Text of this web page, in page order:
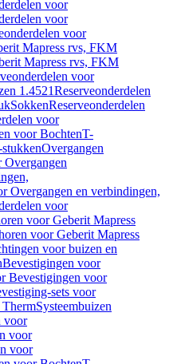
voor
voor
voor
Mapress rvs, FKM
Mapress rvs, FKM
voor
1.4521Reserveonderdelen
SokkenReserveonderdelen
voor
voor BochtenT-
Overgangen
Overgangen
Overgangen en verbindingen,
voor
voor Geberit Mapress
voor Geberit Mapress
voor buizen en
Bevestigingen voor
Bevestigingen voor
sets voor
ThermSysteembuizen
voor
voor
voor